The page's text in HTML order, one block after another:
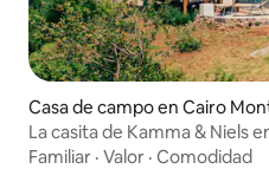
Casa de campo en Cairo
La casita de Kamma & Niels
Familiar · Valor · Comodidad